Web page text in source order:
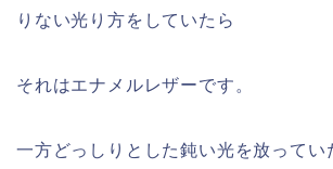
りない光り方をしていたら
それはエナメルレザーです。
一方どっしりとした鈍い光を放ってい